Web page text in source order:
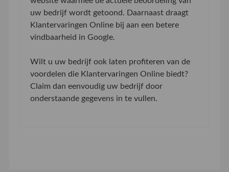
uw bedrijf wordt getoond. Daarnaast draagt
Klantervaringen Online bij aan een betere
vindbaarheid in Google.
Wilt u uw bedrijf ook laten profiteren van de
voordelen die Klantervaringen Online biedt?
Claim dan eenvoudig uw bedrijf door
onderstaande gegevens in te vullen.